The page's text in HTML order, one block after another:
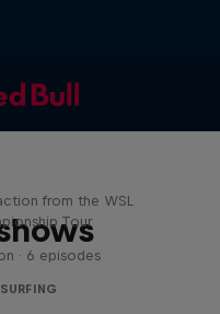
from the WSL
Tour
· 6 episodes
SURFING